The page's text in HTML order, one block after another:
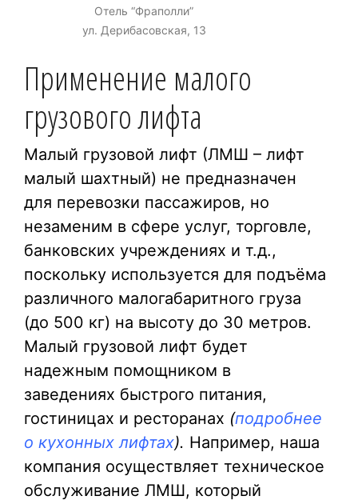
Отель “Фраполли”
ул. Дерибасовская, 13
Применение малого
грузового лифта
Малый грузовой лифт (ЛМШ – лифт
малый шахтный) не предназначен
для перевозки пассажиров, но
незаменим в сфере услуг, торговле,
банковских учреждениях и т.д.,
поскольку используется для подъёма
различного малогабаритного груза
(до 500 кг) на высоту до 30 метров.
Малый грузовой лифт будет
надежным помощником в
заведениях быстрого питания,
гостиницах и ресторанах (подробнее
о кухонных лифтах). Например, наша
компания осуществляет техническое
обслуживание ЛМШ, который